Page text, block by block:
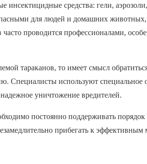
инсектицидные средства: гели,
для людей и домашних
проводится профессионалами,
тараканов, то имеет смысл
Специалисты используют специальное
уничтожение вредителей.
постоянно поддерживать
прибегать к